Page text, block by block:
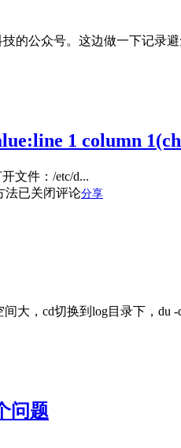
的公众号。这边做一下记录
1 column
文件：/etc/d...
法已关闭评论分享
大，cd切换到log目录下，du
问题